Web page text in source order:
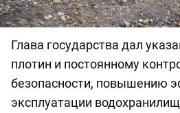
Глава государства дал
плотин и постоянному
безопасности, повышению
эксплуатации